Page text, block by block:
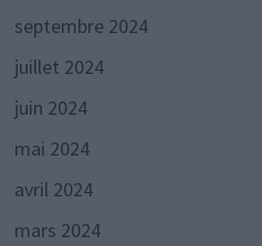
septembre 2024
juillet 2024
juin 2024
mai 2024
avril 2024
mars 2024